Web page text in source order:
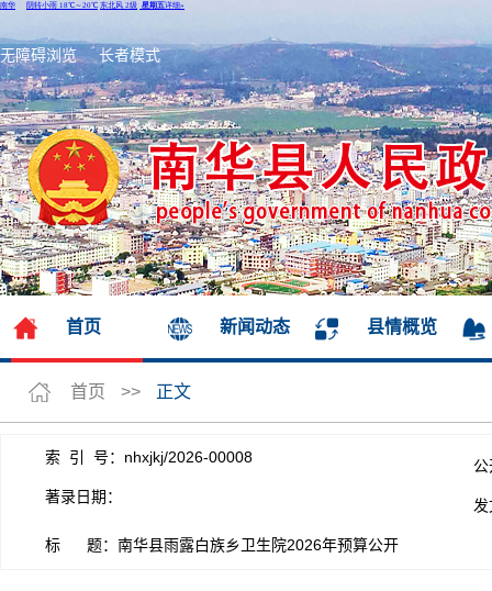
无障碍浏览 长者模式
首页 新闻动态 县情概览
首页 >> 正文
索 引 号：nhxjkj/2026-00008
著录日期：
标 题：南华县雨露白族乡卫生院2026年预算公开